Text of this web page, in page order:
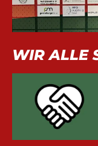
WIR ALLE